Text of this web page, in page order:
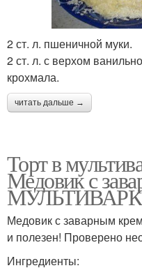
2 ст. л. пшеничной муки.
2 ст. л. с верхом
крохмала.
читать дальше →
Торт в
Медовик с
Медовик с заварным
и полезен! Проверено
Ингредиенты: